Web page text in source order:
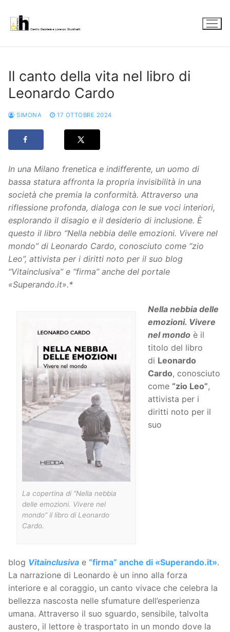
contenuto
Il canto della vita nel libro di
Leonardo Cardo
SIMONA 17 OTTOBRE 2024
In una Milano frenetica e indifferente, un uomo di
bassa statura affronta la propria invisibilità in una
società che premia la conformità. Attraverso una
riflessione profonda, dialoga con le sue voci interiori,
esplorando il disagio e il desiderio di inclusione. È
questo il libro “Nella nebbia delle emozioni. Vivere nel
mondo” di Leonardo Cardo, conosciuto come “zio
Leo”, attivista per i diritti noto per il suo blog
“Vitainclusiva” e “firma” anche del portale
«Superando.it».*
La copertina di “Nella nebbia
delle emozioni. Vivere nel
mondo” il libro di Leonardo
Cardo.
Nella nebbia delle
emozioni. Vivere
nel mondoè il
titolo del libro
di Leonardo
Cardo, conosciuto
come “zio Leo”,
attivista per i
diritti noto per il
suo
blog Vitainclusiva e “firma” anche di «Superando.it».
La narrazione di Leonardo è un inno alla forza
interiore e al coraggio, un canto vivace che celebra la
bellezza nascosta nelle sfumature dell’esperienza
umana. Attraverso il suo sguardo, sensibile, talvolta
austero, il lettore è trasportato in un mondo dove la